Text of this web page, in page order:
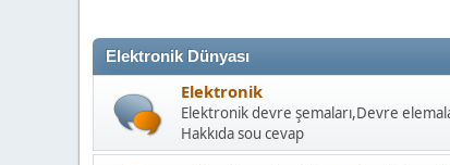
Elektronik Dünyası
Elektronik
Elektronik devre şemaları,Devre
Hakkıda sou cevap